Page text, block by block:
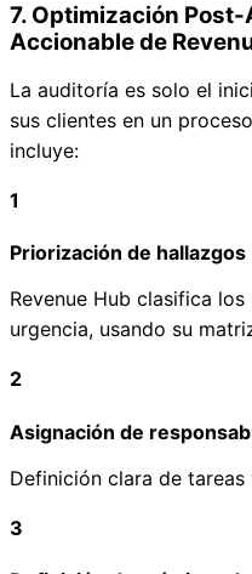
7. Optimización
Accionable de
La auditoría es solo el
sus clientes en un
incluye:
1
Priorización de hallazgos
Revenue Hub clasifica
urgencia, usando su
2
Asignación de
Definición clara de
3